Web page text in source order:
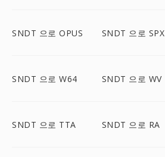
SNDT 으로 OPUS SNDT 으로 SPX
SNDT 으로 W64 SNDT 으로 WV
SNDT 으로 TTA SNDT 으로 RA